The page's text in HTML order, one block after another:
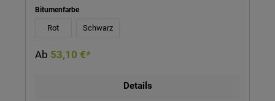
Witterungseinflüsse wertet die Eindeckung mit
Dachschindeln optisch liebevoll auf. 1 Paket enthält 2 m².
Den benötigten Bedarf an Paketen entnehmen Sie bitte den
Bitumenfarbe
Rot Schwarz
Ab 53,10 €*
Details